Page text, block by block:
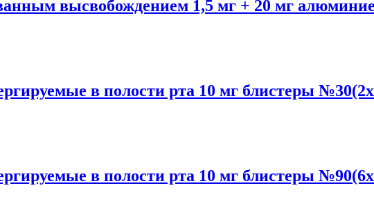
высвобождением 1,5 мг + 20 мг
в полости рта 10 мг блистеры
в полости рта 10 мг блистеры